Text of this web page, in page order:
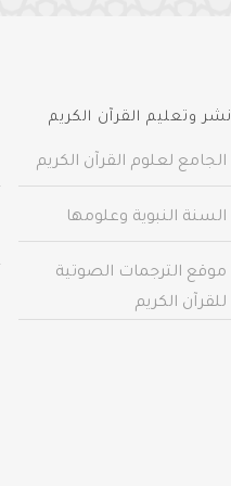
نشر وتعليم القرآن الكريم
الجامع لعلوم القرآن الكريم
السنة النبوية وعلومها
موقع الترجمات الصوتية
للقرآن الكريم